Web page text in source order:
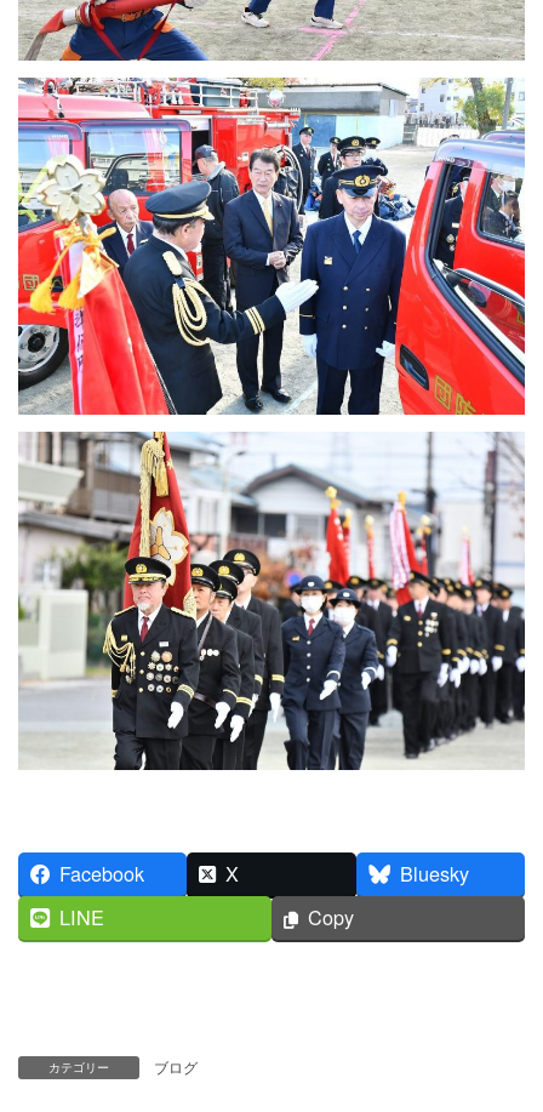
Facebook X
Bluesky
LINE
Copy
カテゴリー ブログ